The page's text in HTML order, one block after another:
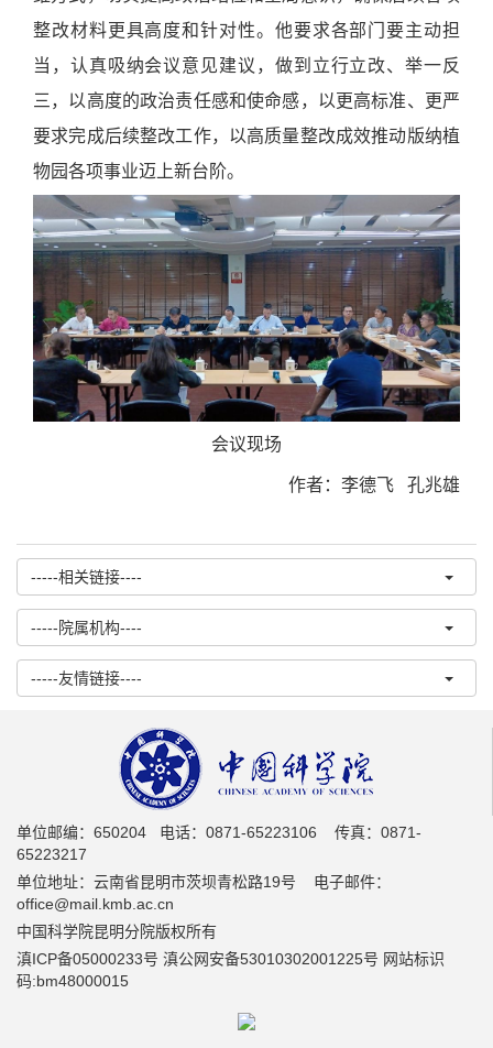
整改材料更具高度和针对性。他要求各部门要主动担
当，认真吸纳会议意见建议，做到立行立改、举一反
三，以高度的政治责任感和使命感，以更高标准、更严
要求完成后续整改工作，以高质量整改成效推动版纳植
物园各项事业迈上新台阶。
会议现场
作者：李德飞 孔兆雄
-----相关链接----
-----院属机构----
-----友情链接----
单位邮编：650204 电话：0871-65223106 传真：0871-
65223217
单位地址：云南省昆明市茨坝青松路19号 电子邮件：
office@mail.kmb.ac.cn
中国科学院昆明分院版权所有
滇ICP备05000233号 滇公网安备53010302001225号 网站标识
码:bm48000015